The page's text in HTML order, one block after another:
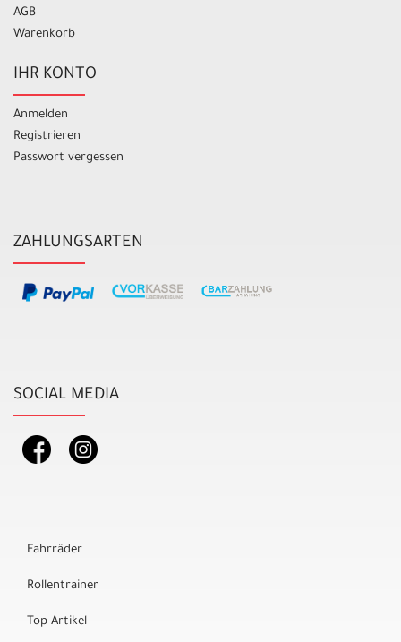
AGB
Warenkorb
IHR KONTO
Anmelden
Registrieren
Passwort vergessen
ZAHLUNGSARTEN
SOCIAL MEDIA
Fahrräder
Rollentrainer
Top Artikel